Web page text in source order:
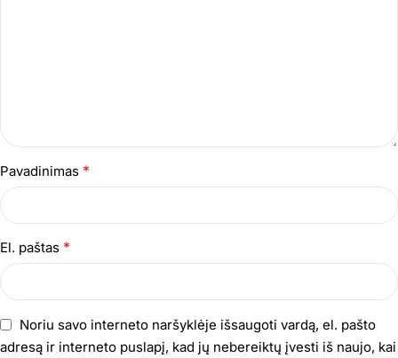
Pavadinimas *
El. paštas *
Noriu savo interneto naršyklėje išsaugoti vardą, el. pašto
adresą ir interneto puslapį, kad jų nebereiktų įvesti iš naujo, kai